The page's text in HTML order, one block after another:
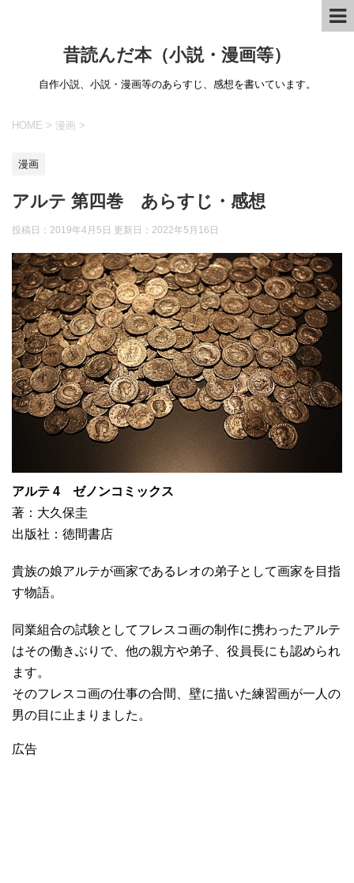
昔読んだ本（小説・漫画等）
自作小説、小説・漫画等のあらすじ、感想を書いています。
HOME > 漫画 >
漫画
アルテ 第四巻 あらすじ・感想
投稿日：2019年4月5日 更新日： 2022年5月16日
アルテ 4 ゼノンコミックス
著：大久保圭
出版社：徳間書店
貴族の娘アルテが画家であるレオの弟子として画家を目指
す物語。
同業組合の試験としてフレスコ画の制作に携わったアルテ
はその働きぶりで、他の親方や弟子、役員長にも認められ
ます。
そのフレスコ画の仕事の合間、壁に描いた練習画が一人の
男の目に止まりました。
広告